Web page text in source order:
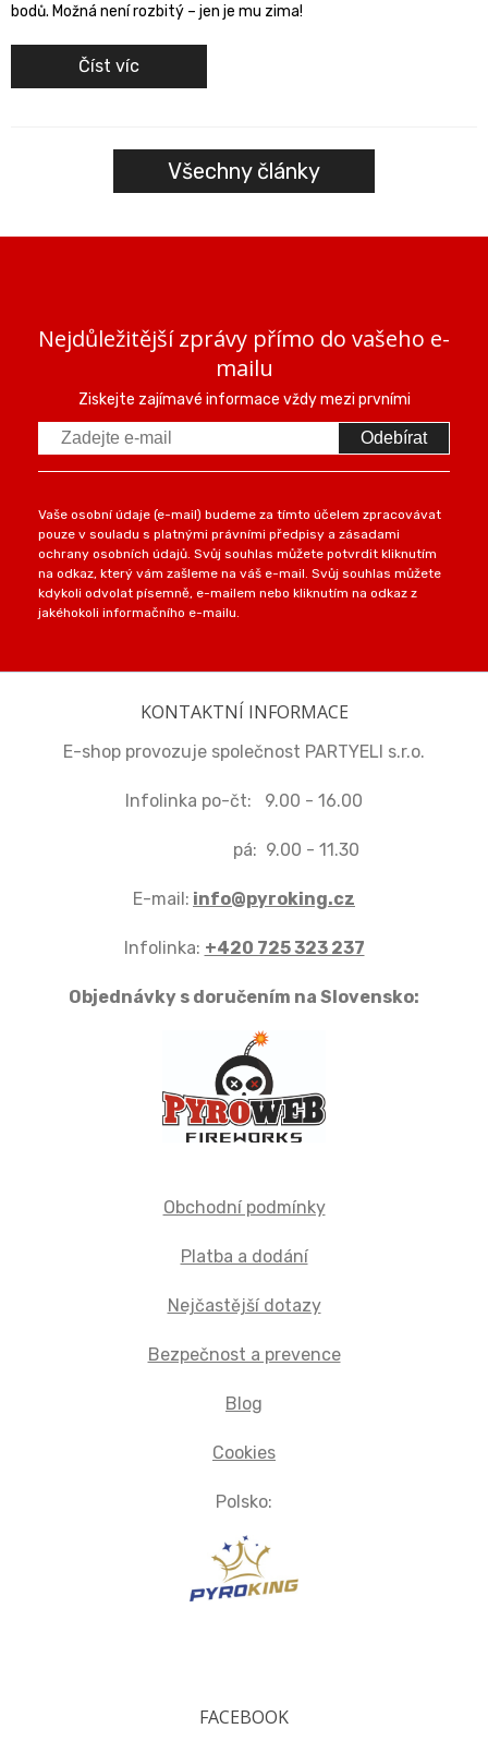
bodů. Možná není rozbitý – jen je mu zima!
Číst víc
Všechny články
Nejdůležitější zprávy přímo do vašeho e-
mailu
Ziskejte zajímavé informace vždy mezi prvními
Odebírat
Vaše osobní údaje (e-mail) budeme za tímto účelem zpracovávat
pouze v souladu s platnými právními předpisy a zásadami
ochrany osobních údajů. Svůj souhlas můžete potvrdit kliknutím
na odkaz, který vám zašleme na váš e-mail. Svůj souhlas můžete
kdykoli odvolat písemně, e-mailem nebo kliknutím na odkaz z
jakéhokoli informačního e-mailu.
KONTAKTNÍ INFORMACE
E-shop provozuje společnost PARTYELI s.r.o.
Infolinka po-čt: 9.00 - 16.00
pá: 9.00 - 11.30
E-mail: info@pyroking.cz
Infolinka: +420 725 323 237
Objednávky s doručením na Slovensko:
Obchodní podmínky
Platba a dodání
Nejčastější dotazy
Bezpečnost a prevence
Blog
Cookies
Polsko:
FACEBOOK